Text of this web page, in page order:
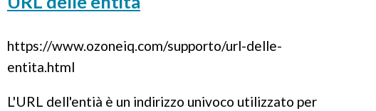
https://www.ozoneiq.com/supporto/url-delle-
entita.html
L'URL dell'entià è un indirizzo univoco utilizzato per